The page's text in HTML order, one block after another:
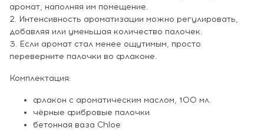
аромат, наполняя им помещение.
2. Интенсивность ароматизации можно регулировать,
добавляя или уменьшая количество палочек.
3. Если аромат стал менее ощутимым, просто
переверните палочки во флаконе.
Комплектация:
флакон с ароматическим маслом, 100 мл.
чёрные фибровые палочки
бетонная ваза Chloe